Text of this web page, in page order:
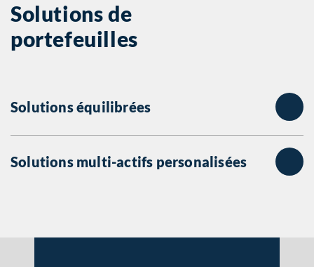
Solutions de
portefeuilles
Solutions équilibrées
Solutions multi-actifs personalisées